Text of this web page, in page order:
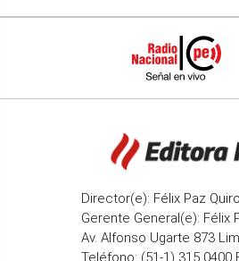
Director(e): Félix Paz
Gerente General(e): Félix
Av. Alfonso Ugarte 873
Teléfono: (51-1) 315 0400